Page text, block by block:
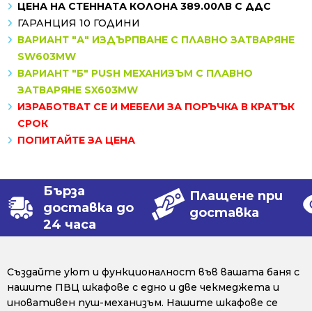
ЦЕНА НА СТЕННАТА КОЛОНА 389.00ЛВ С ДДС
ГАРАНЦИЯ 10 ГОДИНИ
ВАРИАНТ "А" ИЗДЪРПВАНЕ С ПЛАВНО ЗАТВАРЯНЕ
SW603MW
ВАРИАНТ "Б" PUSH МЕХАНИЗЪМ С ПЛАВНО
ЗАТВАРЯНЕ SX603MW
ИЗРАБОТВАТ СЕ И МЕБЕЛИ ЗА ПОРЪЧКА В КРАТЪК
СРОК
ПОПИТАЙТЕ ЗА ЦЕНА
Бърза
доставка до
24 часа
Плащене при
доставка
Създайте уют и функционалност във вашата баня с
нашите ПВЦ шкафове с едно и две чекмеджета и
иновативен пуш-механизъм. Нашите шкафове се